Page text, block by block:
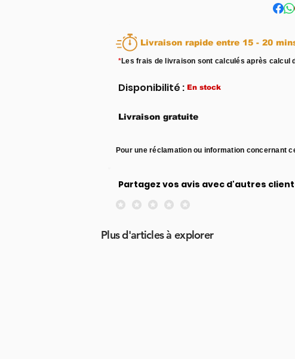
Livraison rapide entre 15 - 20
*Les frais de livraison sont calculés après calcul
Disponibilité : En stock
Livraison gratuite
Pour une réclamation ou information concernant
Partagez vos avis avec d'autres
Aucune note pour le moment
Plus d'articles à explorer